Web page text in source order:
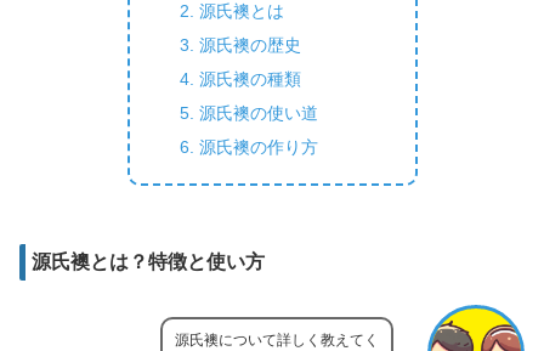
源氏襖とは
源氏襖の歴史
源氏襖の種類
源氏襖の使い道
源氏襖の作り方
源氏襖とは？特徴と使い方
源氏襖について詳しく教えてく